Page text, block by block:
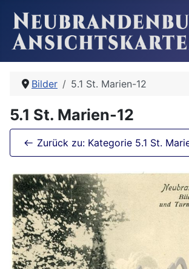
Bilder 5.1 St. Marien-12
5.1 St. Marien-12
Zurück zu: Kategorie 5.1 St.